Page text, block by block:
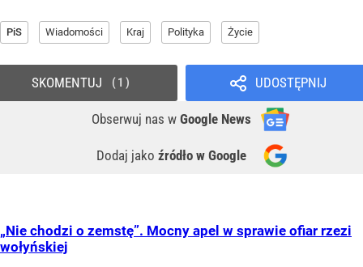
PiS Wiadomości Kraj Polityka Życie
UDOSTĘPNIJ
Obserwuj nas w Google News
Dodaj jako źródło w Google
SKOMENTUJ 1
„Nie chodzi o zemstę”. Mocny apel w sprawie ofiar rzezi
wołyńskiej